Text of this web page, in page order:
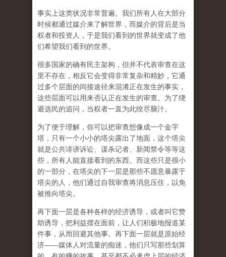
事实上这类状况非常普遍。我们所有人在大部分
时候都通过媒介来了解世界，而媒介的背后是当
权者和投资人，于是我们看到的世界就变成了他
们希望我们看到的世界。
很多国家的确有民主架构，但并不代表审查在这
里不存在，相反它会变得非常复杂和精妙，它通
过多个层面的间接途径来混淆正在发生的事实，
这些层面可以用来否认正在发生的审查。为了绕
避选民的追问，当权者一直为此绞尽脑汁。
为了便于理解，你可以把审查想像成一个金字
塔，只有一个小小的塔尖露出了地面，这个塔尖
就是公共诽谤诉讼、谋杀记者、新闻禁令等等这
些，所有人能直接看到的东西。而这些只是很小
的一部分，在塔尖的下一层是那些不愿意暴露于
塔尖的人，他们通过自我审查将消息压住，以免
被推向塔尖。
再下面一层是各种各样的经济诱导，或者叫它赞
助诱导，把利益摆在面前，让人们积极地报道某
件事，从而回避其他事。再下面一层就是原始经
济——媒体人对流量的痴迷，他们只写那些划算